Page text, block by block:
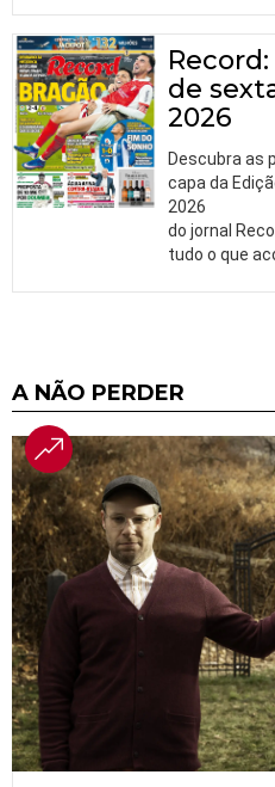
de
2026
Descubra as
capa da
2026
do jornal
tudo o que
A NÃO PERDER